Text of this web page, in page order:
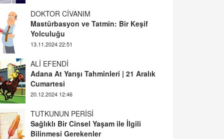
DOKTOR CİVANIM
Mastürbasyon ve Tatmin: Bir Keşif
Yolculuğu
13.11.2024 22:51
ALİ EFENDİ
Adana At Yarışı Tahminleri | 21 Aralık
Cumartesi
20.12.2024 12:46
TUTKUNUN PERİSİ
Sağlıklı Bir Cinsel Yaşam ile İlgili
Bilinmesi Gerekenler